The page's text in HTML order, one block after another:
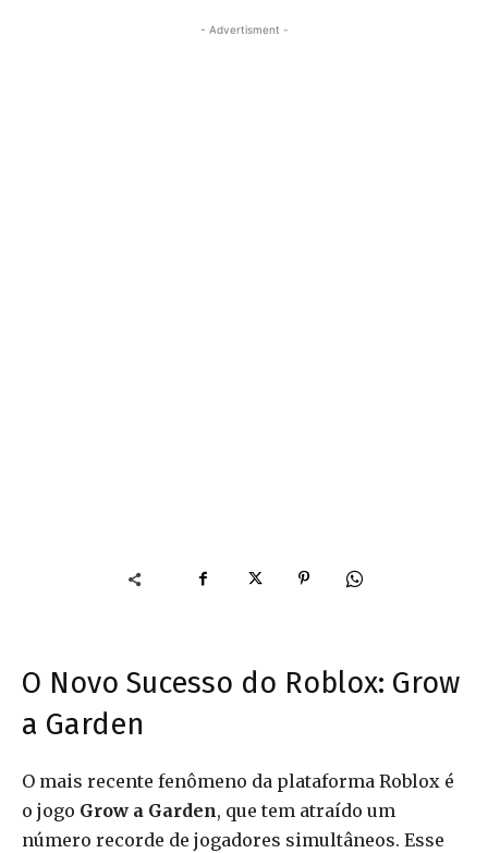
- Advertisment -
O Novo Sucesso do Roblox: Grow
a Garden
O mais recente fenômeno da plataforma Roblox é
o jogo Grow a Garden, que tem atraído um
número recorde de jogadores simultâneos. Esse